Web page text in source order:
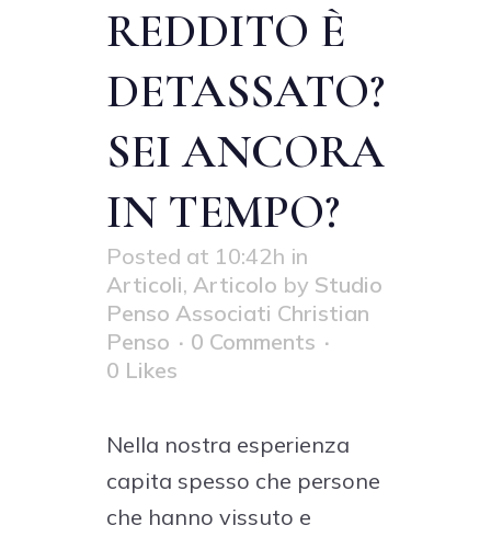
REDDITO È
DETASSATO?
SEI ANCORA
IN TEMPO?
Posted at 10:42h in
Articoli, Articolo by Studio
Penso Associati Christian
Penso
0 Comments
0 Likes
Nella nostra esperienza
capita spesso che persone
che hanno vissuto e